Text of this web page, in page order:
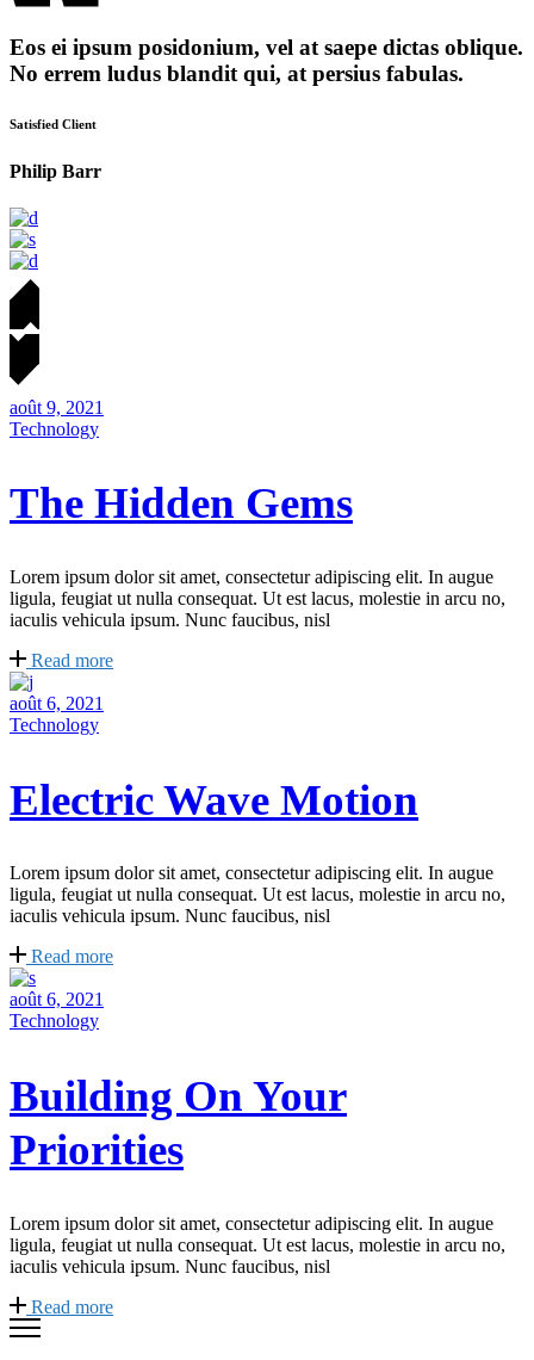
Eos ei ipsum posidonium, vel at saepe dictas oblique.
No errem ludus blandit qui, at persius fabulas.
Satisfied Client
Philip Barr
août 9, 2021
Technology
The Hidden Gems
Lorem ipsum dolor sit amet, consectetur adipiscing elit. In augue
ligula, feugiat ut nulla consequat. Ut est lacus, molestie in arcu no,
iaculis vehicula ipsum. Nunc faucibus, nisl
Read more
août 6, 2021
Technology
Electric Wave Motion
Lorem ipsum dolor sit amet, consectetur adipiscing elit. In augue
ligula, feugiat ut nulla consequat. Ut est lacus, molestie in arcu no,
iaculis vehicula ipsum. Nunc faucibus, nisl
Read more
août 6, 2021
Technology
Building On Your
Priorities
Lorem ipsum dolor sit amet, consectetur adipiscing elit. In augue
ligula, feugiat ut nulla consequat. Ut est lacus, molestie in arcu no,
iaculis vehicula ipsum. Nunc faucibus, nisl
Read more